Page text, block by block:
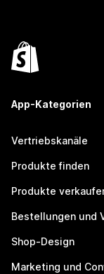
App-Kategorien
Vertriebskanäle
Produkte finden
Produkte
Bestellungen und
Shop-Design
Marketing und